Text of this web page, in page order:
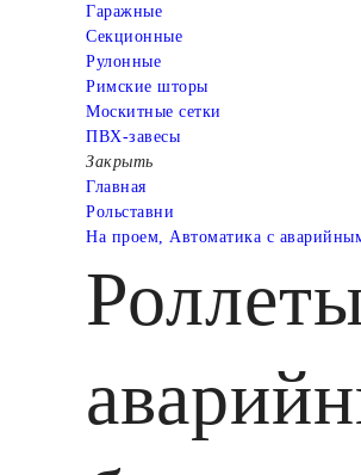
Гаражные
Cекционные
Рулонные
Римские шторы
Москитные сетки
ПВХ-завесы
Закрыть
Главная
Рольставни
На проем, Автоматика с